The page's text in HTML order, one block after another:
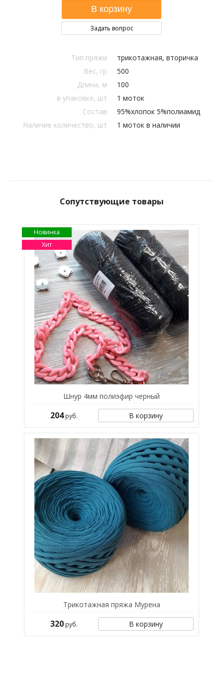
Задать вопрос
Тип пряжи
трикотажная, вторичка
Вес, гр
500
Длина, м
100
в упаковке, шт
1 моток
Состав
95%хлопок 5%полиамид
Наличие количество, шт
1 моток в наличии
Сопутствующие товары
Новинка
Хит
Шнур 4мм полиэфир черный
204руб. В корзину
Трикотажная пряжа Мурена
320руб. В корзину